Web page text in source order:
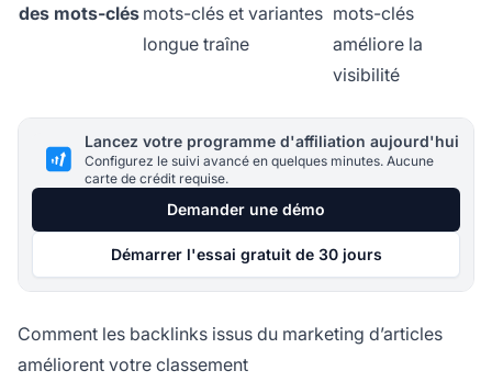
des mots-clés mots-clés et variantes
longue traîne
mots-clés
améliore la
visibilité
Lancez votre programme d'affiliation aujourd'hui
Configurez le suivi avancé en quelques minutes. Aucune
carte de crédit requise.
Demander une démo
Démarrer l'essai gratuit de 30 jours
Comment les backlinks issus du marketing d’articles
améliorent votre classement